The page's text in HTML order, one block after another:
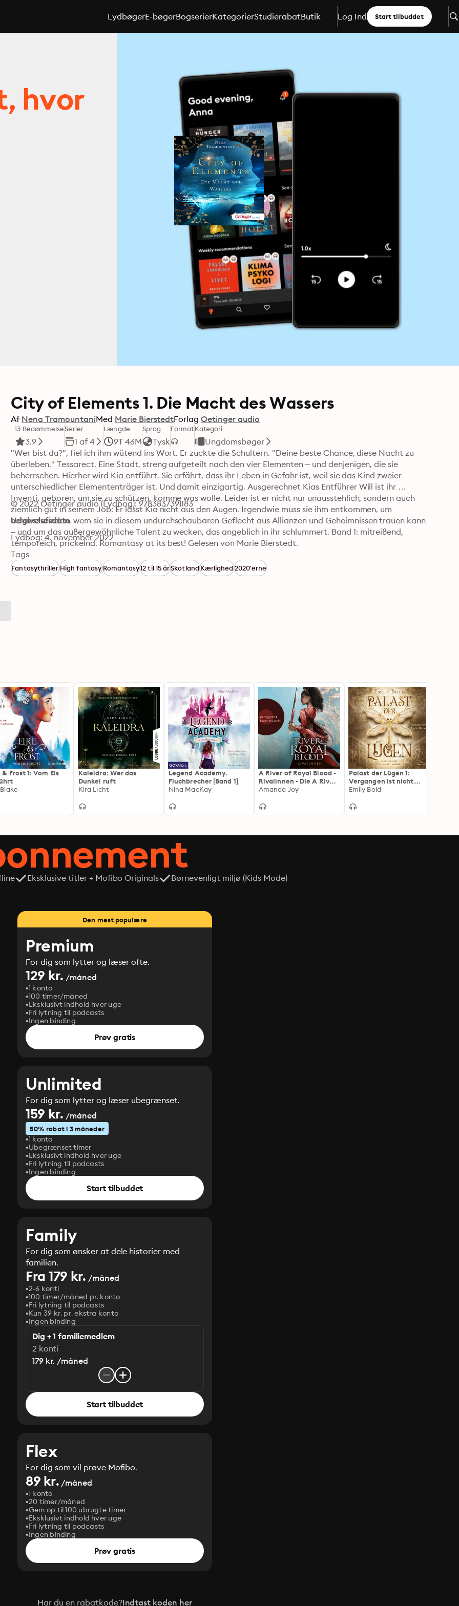
LydbøgerE-bøgerBogserierKategorierStudierabatButik Log Ind Start tilbuddet
hvor
City of Elements 1. Die Macht des Wassers
Af Nena TramountaniMed Marie BierstedtForlag Oetinger audio
13 Bedømmelse
3.9
Serier
1 af 4
Længde
9T 46M
Sprog
Tysk
FormatKategori
Ungdomsbøger
"Wer bist du?", fiel ich ihm wütend ins Wort. Er zuckte die Schultern. "Deine beste Chance, diese Nacht zu
überleben." Tessarect. Eine Stadt, streng aufgeteilt nach den vier Elementen – und denjenigen, die sie
beherrschen. Hierher wird Kia entführt. Sie erfährt, dass ihr Leben in Gefahr ist, weil sie das Kind zweier
unterschiedlicher Elemententräger ist. Und damit einzigartig. Ausgerechnet Kias Entführer Will ist ihr
Inventi, geboren, um sie zu schützen, komme was wolle. Leider ist er nicht nur unausstehlich, sondern auch
ziemlich gut in seinem Job: Er lässt Kia nicht aus den Augen. Irgendwie muss sie ihm entkommen, um
herauszufinden, wem sie in diesem undurchschaubaren Geflecht aus Allianzen und Geheimnissen trauen kann
– und um das außergewöhnliche Talent zu wecken, das angeblich in ihr schlummert. Band 1: mitreißend,
temporeich, prickelnd. Romantasy at its best! Gelesen von Marie Bierstedt.
© 2022 Oetinger audio (Lydbog): 9783837391183
Udgivelsesdato
Lydbog: 4. november 2022
Tags
FantasythrillerHigh fantasyRomantasy12 til 15 årSkotlandKærlighed2020'erne
& Frost 1: Vom Eis
Kaleidra: Wer das
Dunkel ruft
Kira Licht
Legend Academy.
Fluchbrecher [Band 1]
Nina MacKay
A River of Royal Blood -
Rivalinnen - Die A River
of Royal Blood-Reihe -
Fantasy-Reihenauftakt
Amanda Joy
Palast der Lügen 1:
Vergangen ist nicht
vorbei
Emily Bold
Eksklusive titler + Mofibo Originals
Børnevenligt miljø (Kids Mode)
Den mest populære
Premium
For dig som lytter og læser ofte.
129 kr. /måned
1 konto
100 timer/måned
Eksklusivt indhold hver uge
Fri lytning til podcasts
Ingen binding
Prøv gratis
Unlimited
For dig som lytter og læser ubegrænset.
159 kr. /måned
50% rabat i 3 måneder
1 konto
Ubegrænset timer
Eksklusivt indhold hver uge
Fri lytning til podcasts
Ingen binding
Start tilbuddet
Family
For dig som ønsker at dele historier med
familien.
Fra 179 kr. /måned
2-6 konti
100 timer/måned pr. konto
Fri lytning til podcasts
Kun 39 kr. pr. ekstra konto
Ingen binding
Dig + 1 familiemedlem
2 konti
179 kr. /måned
Start tilbuddet
Flex
For dig som vil prøve Mofibo.
89 kr. /måned
1 konto
20 timer/måned
Gem op til 100 ubrugte timer
Eksklusivt indhold hver uge
Fri lytning til podcasts
Ingen binding
Prøv gratis
Har du en rabatkode?Indtast koden her